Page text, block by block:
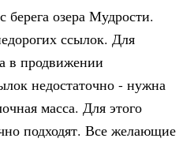
берега озера Мудрости.
ссылок. Для
в продвижении
недостаточно - нужна
масса. Для этого
подходят. Все желающие